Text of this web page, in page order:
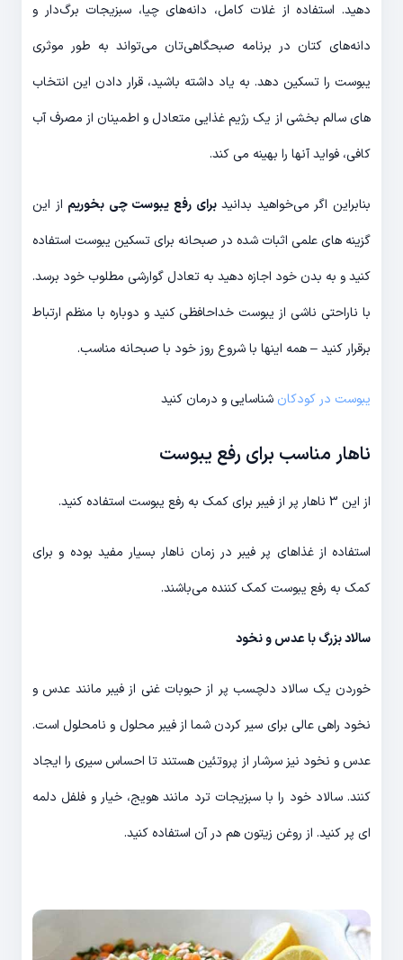
دهید. استفاده از غلات کامل، دانه‌های چیا، سبزیجات برگ‌دار و
دانه‌های کتان در برنامه صبحگاهی‌تان می‌تواند به طور موثری
یبوست را تسکین دهد. به یاد داشته باشید، قرار دادن این انتخاب
های سالم بخشی از یک رژیم غذایی متعادل و اطمینان از مصرف آب
کافی، فواید آنها را بهینه می کند.
بنابراین اگر می‌خواهید بدانیدبرای رفع یبوست چی بخوریم از این
گزینه های علمی اثبات شده در صبحانه برای تسکین یبوست استفاده
کنید و به بدن خود اجازه دهید به تعادل گوارشی مطلوب خود برسد.
با ناراحتی ناشی از یبوست خداحافظی کنید و دوباره با منظم ارتباط
برقرار کنید – همه اینها با شروع روز خود با صبحانه مناسب.
یبوست در کودکان شناسایی و درمان کنید
ناهار مناسب برای رفع یبوست
از این 3 ناهار پر از فیبر برای کمک به رفع یبوست استفاده کنید.
استفاده از غذاهای پر فیبر در زمان ناهار بسیار مفید بوده و برای
کمک به رفع یبوست کمک کننده می‌باشند.
سالاد بزرگ با عدس و نخود
خوردن یک سالاد دلچسب پر از حبوبات غنی از فیبر مانند عدس و
نخود راهی عالی برای سیر کردن شما از فیبر محلول و نامحلول است.
عدس و نخود نیز سرشار از پروتئین هستند تا احساس سیری را ایجاد
کنند. سالاد خود را با سبزیجات ترد مانند هویج، خیار و فلفل دلمه
ای پر کنید. از روغن زیتون هم در آن استفاده کنید.